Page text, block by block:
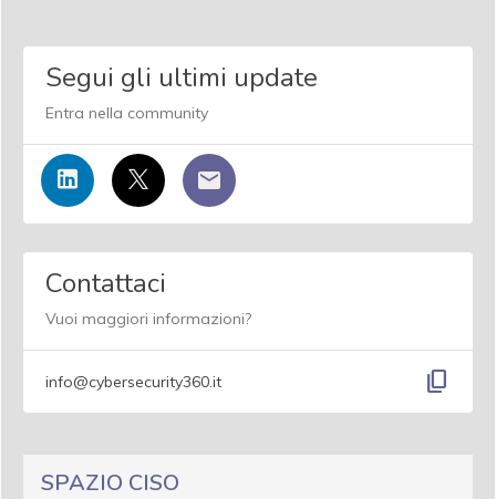
Segui gli ultimi update
Entra nella community
Contattaci
Vuoi maggiori informazioni?
info@cybersecurity360.it content_copy
SPAZIO CISO